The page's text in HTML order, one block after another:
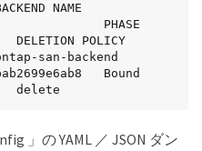
NAME
PHASE
DELETION POLICY
san-backend
Bound
delete
」の YAML ／ JSON ダン